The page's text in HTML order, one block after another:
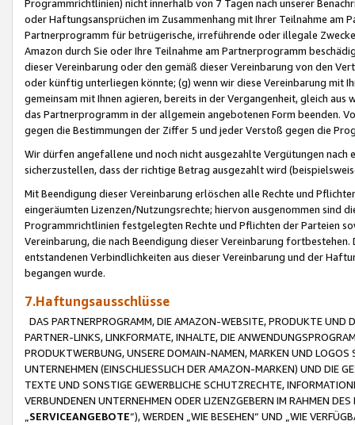
Programmrichtlinien) nicht innerhalb von 7 Tagen nach unserer
oder Haftungsansprüchen im Zusammenhang mit Ihrer Teilnahme am
Partnerprogramm für betrügerische, irreführende oder illegale
Amazon durch Sie oder Ihre Teilnahme am Partnerprogramm
dieser Vereinbarung oder den gemäß dieser Vereinbarung von den
oder künftig unterliegen könnte; (g) wenn wir diese Vereinbarung mit
gemeinsam mit Ihnen agieren, bereits in der Vergangenheit, gleich
das Partnerprogramm in der allgemein angebotenen Form beenden.
gegen die Bestimmungen der Ziffer 5 und jeder Verstoß gegen die
Wir dürfen angefallene und noch nicht ausgezahlte Vergütungen
sicherzustellen, dass der richtige Betrag ausgezahlt wird
Mit Beendigung dieser Vereinbarung erlöschen alle Rechte und
eingeräumten Lizenzen/Nutzungsrechte; hiervon ausgenommen sind
Programmrichtlinien festgelegten Rechte und Pflichten der Parteien
Vereinbarung, die nach Beendigung dieser Vereinbarung
entstandenen Verbindlichkeiten aus dieser Vereinbarung und der
begangen wurde.
7.Haftungsausschlüsse
DAS PARTNERPROGRAMM, DIE AMAZON-WEBSITE, PRODUKTE UND
PARTNER-LINKS, LINKFORMATE, INHALTE, DIE
PRODUKTWERBUNG, UNSERE DOMAIN-NAMEN, MARKEN UND
UNTERNEHMEN (EINSCHLIESSLICH DER AMAZON-MARKEN) UND DIE
TEXTE UND SONSTIGE GEWERBLICHE SCHUTZRECHTE,
VERBUNDENEN UNTERNEHMEN ODER LIZENZGEBERN IM RAHMEN
SERVICEANGEBOTE“), WERDEN „WIE BESEHEN“ UND „WIE